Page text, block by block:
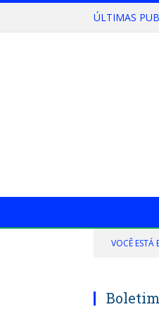
ÚLTIMAS
VOCÊ ESTÁ
Boletim